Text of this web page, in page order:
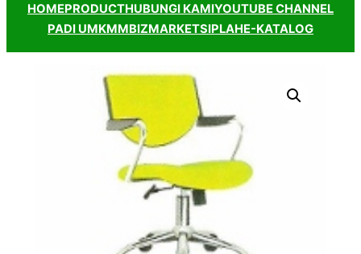
HOMEPRODUCTHUBUNGI KAMIYOUTUBE CHANNEL
PADI UMKMMBIZMARKETSIPLAHE-KATALOG